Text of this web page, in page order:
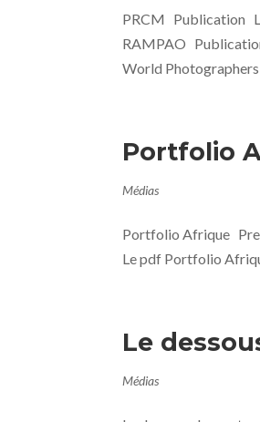
PRCM Publication
RAMPAO
World
Portfolio
Médias
Portfolio Afrique
Le pdf Portfolio
Le
Médias